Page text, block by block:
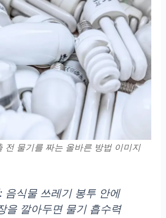
전 물기를 짜는 올바른 방법 이미지
음식물 쓰레기 봉투 안에
을 깔아두면 물기 흡수력